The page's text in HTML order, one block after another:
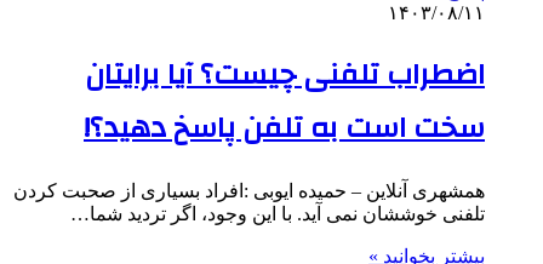
۱۴۰۳/۰۸/۱۱
اضطراب تلفنی چیست؟ آیا برایتان
سخت است به تلفن پاسخ دهید؟!
همشهری آنلاین – حمیده ایوبی :افراد بسیاری از صحبت کردن
تلفنی خوششان نمی آید. با این وجود، اگر تردید شما…
بیشتر بخوانید »